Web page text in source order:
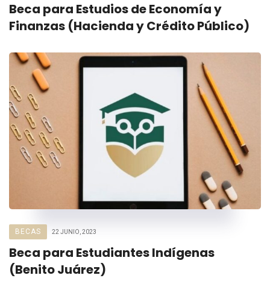
Beca para Estudios de Economía y
Finanzas (Hacienda y Crédito Público)
BECAS 22 JUNIO, 2023
Beca para Estudiantes Indígenas
(Benito Juárez)